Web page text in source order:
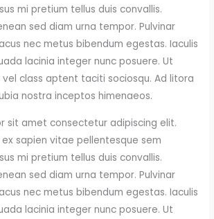
mi pretium tellus duis convallis.
sed diam urna tempor. Pulvinar
nec metus bibendum egestas. Iaculis
lacinia integer nunc posuere. Ut
class aptent taciti sociosqu. Ad litora
nostra inceptos himenaeos.
sit amet consectetur adipiscing elit.
sapien vitae pellentesque sem
mi pretium tellus duis convallis.
sed diam urna tempor. Pulvinar
nec metus bibendum egestas. Iaculis
lacinia integer nunc posuere. Ut